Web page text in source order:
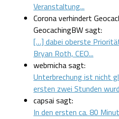
Veranstaltung...
Corona verhindert
GeocachingBW sagt:
[…] dabei oberste
Bryan Roth, CEO...
webmicha sagt:
Unterbrechung ist nicht
ersten zwei Stunden
capsai sagt:
In den ersten ca. 80